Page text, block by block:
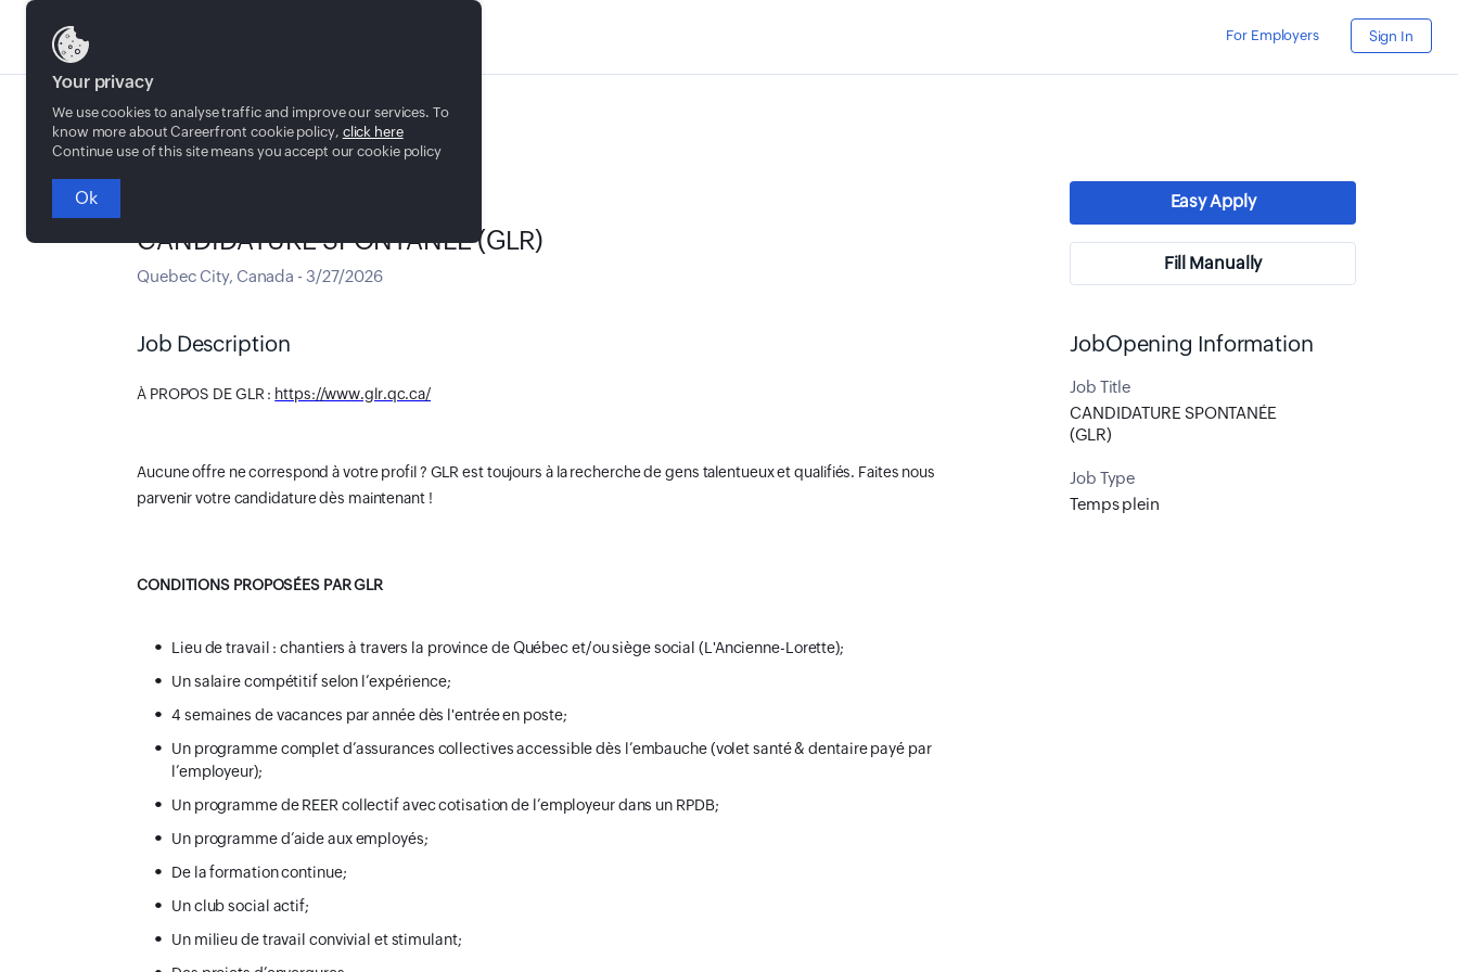
Sign In
For Employers
CANDIDATURE SPONTANÉE (GLR)
Quebec City, Canada - 3/27/2026
JobOpening Information
Job Title
CANDIDATURE SPONTANÉE
(GLR)
Job Type
Temps plein
Fill Manually
Easy Apply
Job Description
À PROPOS DE GLR : https://www.glr.qc.ca/
Aucune offre ne correspond à votre profil ? GLR est toujours à la recherche de gens talentueux et qualifiés. Faites nous
parvenir votre candidature dès maintenant !
CONDITIONS PROPOSÉES PAR GLR
Lieu de travail : chantiers à travers la province de Québec et/ou siège social (L'Ancienne-Lorette);
Un salaire compétitif selon l’expérience;
4 semaines de vacances par année dès l'entrée en poste;
Un programme complet d’assurances collectives accessible dès l’embauche (volet santé & dentaire payé par
l’employeur);
Un programme de REER collectif avec cotisation de l’employeur dans un RPDB;
Un programme d’aide aux employés;
De la formation continue;
Un club social actif;
Un milieu de travail convivial et stimulant;
Your privacy
We use cookies to analyse traffic and improve our services. To
know more about Careerfront cookie policy, click here
Continue use of this site means you accept our cookie policy
Ok